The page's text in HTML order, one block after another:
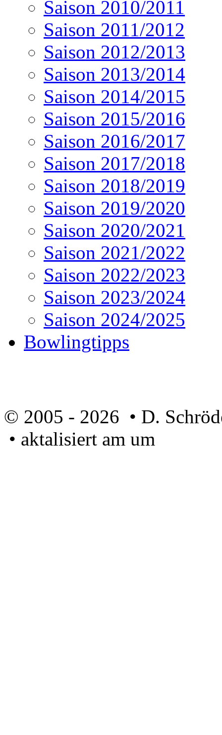
Saison 2010/2011
Saison 2011/2012
Saison 2012/2013
Saison 2013/2014
Saison 2014/2015
Saison 2015/2016
Saison 2016/2017
Saison 2017/2018
Saison 2018/2019
Saison 2019/2020
Saison 2020/2021
Saison 2021/2022
Saison 2022/2023
Saison 2023/2024
Saison 2024/2025
Bowlingtipps
© 2005 - 2026 • D.
• aktalisiert am um